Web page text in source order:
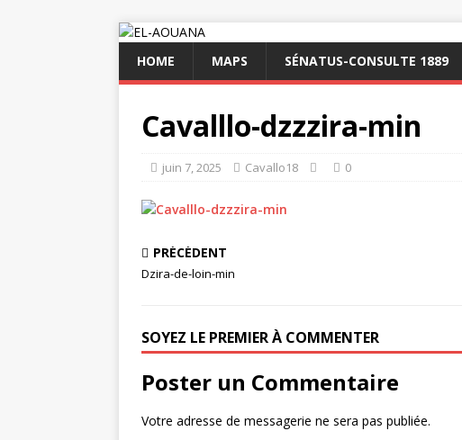
HOME MAPS SÉNATUS-CONSULTE 1889
Cavalllo-dzzzira-min
juin 7, 2025 Cavallo18 0
PRÉCÉDENT
Dzira-de-loin-min
SOYEZ LE PREMIER À COMMENTER
Poster un Commentaire
Votre adresse de messagerie ne sera pas publiée.